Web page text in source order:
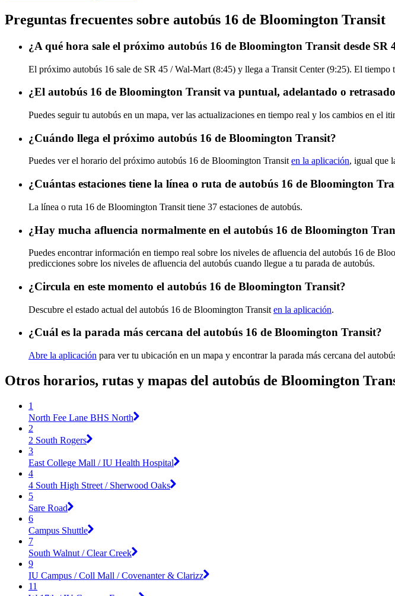
Preguntas frecuentes sobre autobús 16 de Bloomington Transit
¿A qué hora sale el próximo autobús 16 de Bloomington Transit desde SR
El próximo autobús 16 sale de SR 45 / Wal-Mart (8:45) y llega a Transit Center (9:25). El
¿El autobús 16 de Bloomington Transit va puntual, adelantado o
Puedes seguir tu autobús en un mapa, ver las actualizaciones en tiempo real y los cambios en el
¿Cuándo llega el próximo autobús 16 de Bloomington Transit?
Puedes ver el horario del próximo autobús 16 de Bloomington Transit en la aplicación, igual que
¿Cuántas estaciones tiene la línea o ruta de autobús 16 de Bloomington
La línea o ruta 16 de Bloomington Transit tiene 37 estaciones de autobús.
¿Hay mucha afluencia normalmente en el autobús 16 de Bloomington
Puedes encontrar información en tiempo real sobre los niveles de afluencia del autobús 16 de
predicciones sobre los niveles de afluencia del autobús cuando llegue a tu parada de autobús.
¿Circula en este momento el autobús 16 de Bloomington Transit?
Descubre el estado actual del autobús 16 de Bloomington Transit en la aplicación.
¿Cuál es la parada más cercana del autobús 16 de Bloomington Transit?
Abre la aplicación para ver tu ubicación en un mapa y encontrar la parada más cercana del
Otros horarios, rutas y mapas del autobús de Bloomington
1
North Fee Lane BHS North
2
2 South Rogers
3
East College Mall / IU Health Hospital
4
4 South High Street / Sherwood Oaks
5
Sare Road
6
Campus Shuttle
7
South Walnut / Clear Creek
9
IU Campus / Coll Mall / Covenanter & Clarizz
11